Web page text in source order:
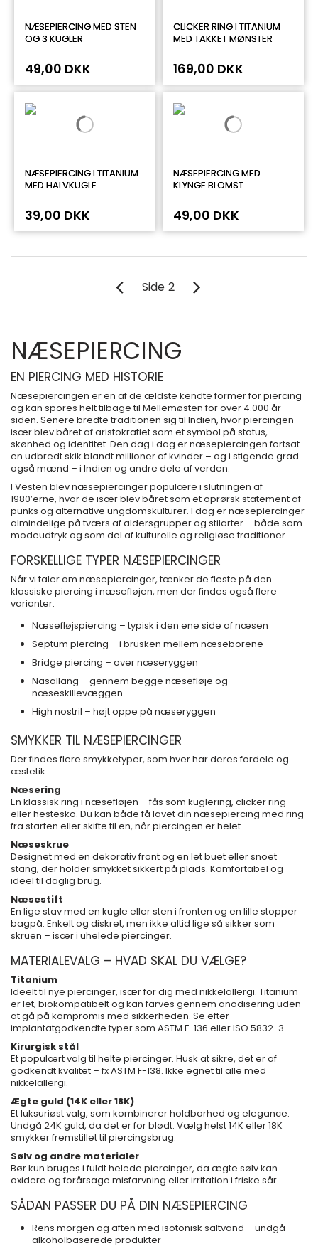
NÆSEPIERCING MED STEN
OG 3 KUGLER
49,00 DKK
CLICKER RING I TITANIUM
MED TAKKET MØNSTER
169,00 DKK
NÆSEPIERCING I TITANIUM
MED HALVKUGLE
39,00 DKK
NÆSEPIERCING MED
KLYNGE BLOMST
49,00 DKK
Side 2
NÆSEPIERCING
EN PIERCING MED HISTORIE
Næsepiercingen er en af de ældste kendte former for piercing
og kan spores helt tilbage til Mellemøsten for over 4.000 år
siden. Senere bredte traditionen sig til Indien, hvor piercingen
især blev båret af aristokratiet som et symbol på status,
skønhed og identitet. Den dag i dag er næsepiercingen fortsat
en udbredt skik blandt millioner af kvinder – og i stigende grad
også mænd – i Indien og andre dele af verden.
I Vesten blev næsepiercinger populære i slutningen af
1980’erne, hvor de især blev båret som et oprørsk statement af
punks og alternative ungdomskulturer. I dag er næsepiercinger
almindelige på tværs af aldersgrupper og stilarter – både som
modeudtryk og som del af kulturelle og religiøse traditioner.
FORSKELLIGE TYPER NÆSEPIERCINGER
Når vi taler om næsepiercinger, tænker de fleste på den
klassiske piercing i næsefløjen, men der findes også flere
varianter:
Næsefløjspiercing – typisk i den ene side af næsen
Septum piercing – i brusken mellem næseborene
Bridge piercing – over næseryggen
Nasallang – gennem begge næsefløje og
næseskillevæggen
High nostril – højt oppe på næseryggen
SMYKKER TIL NÆSEPIERCINGER
Der findes flere smykketyper, som hver har deres fordele og
æstetik:
Næsering
En klassisk ring i næsefløjen – fås som kuglering, clicker ring
eller hestesko. Du kan både få lavet din næsepiercing med ring
fra starten eller skifte til en, når piercingen er helet.
Næseskrue
Designet med en dekorativ front og en let buet eller snoet
stang, der holder smykket sikkert på plads. Komfortabel og
ideel til daglig brug.
Næsestift
En lige stav med en kugle eller sten i fronten og en lille stopper
bagpå. Enkelt og diskret, men ikke altid lige så sikker som
skruen – især i uhelede piercinger.
MATERIALEVALG – HVAD SKAL DU VÆLGE?
Titanium
Ideelt til nye piercinger, især for dig med nikkelallergi. Titanium
er let, biokompatibelt og kan farves gennem anodisering uden
at gå på kompromis med sikkerheden. Se efter
implantatgodkendte typer som ASTM F-136 eller ISO 5832-3.
Kirurgisk stål
Et populært valg til helte piercinger. Husk at sikre, det er af
godkendt kvalitet – fx ASTM F-138. Ikke egnet til alle med
nikkelallergi.
Ægte guld (14K eller 18K)
Et luksuriøst valg, som kombinerer holdbarhed og elegance.
Undgå 24K guld, da det er for blødt. Vælg helst 14K eller 18K
smykker fremstillet til piercingsbrug.
Sølv og andre materialer
Bør kun bruges i fuldt helede piercinger, da ægte sølv kan
oxidere og forårsage misfarvning eller irritation i friske sår.
SÅDAN PASSER DU PÅ DIN NÆSEPIERCING
Rens morgen og aften med isotonisk saltvand – undgå
alkoholbaserede produkter